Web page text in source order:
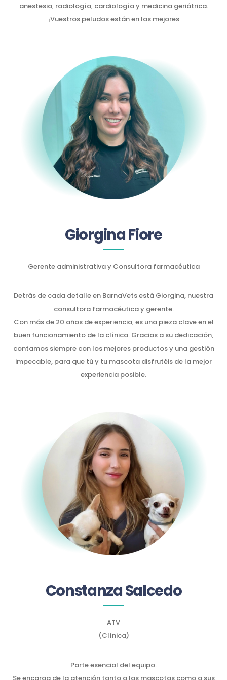
anestesia, radiología, cardiología y medicina geriátrica.
¡Vuestros peludos están en las mejores
Giorgina Fiore
Gerente administrativa y Consultora farmacéutica
Detrás de cada detalle en BarnaVets está Giorgina, nuestra
consultora farmacéutica y gerente.
Con más de 20 años de experiencia, es una pieza clave en el
buen funcionamiento de la clínica. Gracias a su dedicación,
contamos siempre con los mejores productos y una gestión
impecable, para que tú y tu mascota disfrutéis de la mejor
experiencia posible.
Constanza Salcedo
ATV
(Clínica)
Parte esencial del equipo.
Se encarga de la atención tanto a las mascotas como a sus